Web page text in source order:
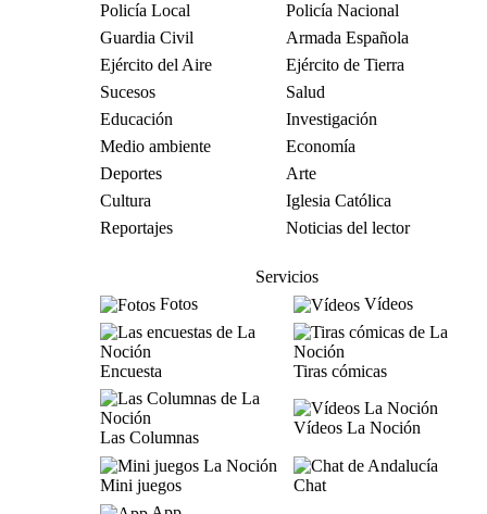
Policía Local
Policía Nacional
Guardia Civil
Armada Española
Ejército del Aire
Ejército de Tierra
Sucesos
Salud
Educación
Investigación
Medio ambiente
Economía
Deportes
Arte
Cultura
Iglesia Católica
Reportajes
Noticias del lector
Servicios
Fotos
Vídeos
Encuesta Tiras cómicas
Las Columnas
Vídeos La Noción
Mini juegos
Chat